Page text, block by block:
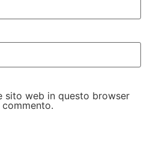
sito web in questo browser